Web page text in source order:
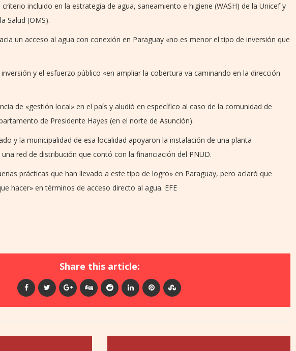
incluido en la estrategia de agua, saneamiento e higiene (WASH) de la Unicef y
Salud (OMS).
un acceso al agua con conexión en Paraguay «no es menor el tipo de inversión que
y el esfuerzo público «en ampliar la cobertura va caminando en la dirección
de «gestión local» en el país y aludió en específico al caso de la comunidad de
de Presidente Hayes (en el norte de Asunción).
y la municipalidad de esa localidad apoyaron la instalación de una planta
red de distribución que contó con la financiación del PNUD.
prácticas que han llevado a este tipo de logro» en Paraguay, pero aclaró que
hacer» en términos de acceso directo al agua. EFE
Share this article: